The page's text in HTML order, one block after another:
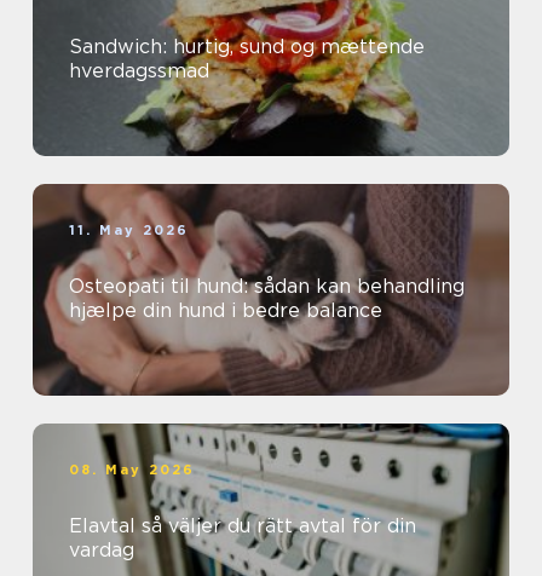
Sandwich: hurtig, sund og mættende
hverdagssmad
11. May 2026
Osteopati til hund: sådan kan behandling
hjælpe din hund i bedre balance
08. May 2026
Elavtal så väljer du rätt avtal för din
vardag